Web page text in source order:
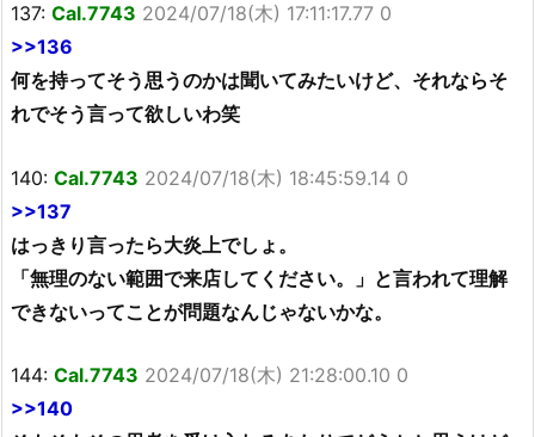
137: Cal.7743 2024/07/18(木) 17:11:17.77 0
>>136
何を持ってそう思うのかは聞いてみたいけど、それならそ
れでそう言って欲しいわ笑
140: Cal.7743 2024/07/18(木) 18:45:59.14 0
>>137
はっきり言ったら大炎上でしょ。
「無理のない範囲で来店してください。」と言われて理解
できないってことが問題なんじゃないかな。
144: Cal.7743 2024/07/18(木) 21:28:00.10 0
>>140